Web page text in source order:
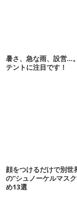
暑さ、急な雨、設営…
テントに注目です！
顔をつけるだけで別世
の“シュノーケルマス
め13選